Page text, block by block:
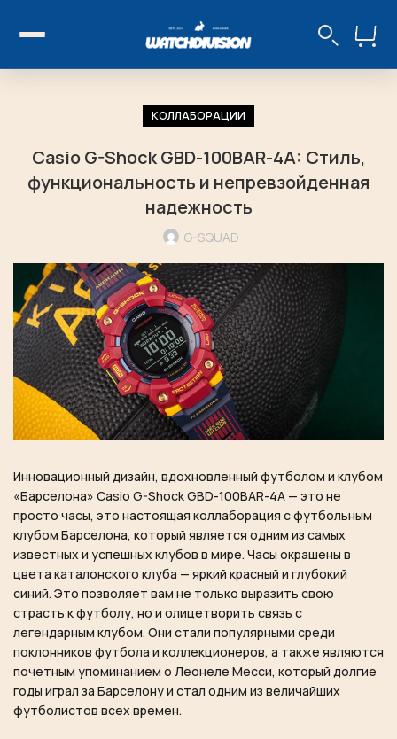
КОЛЛАБОРАЦИИ
Casio G-Shock GBD-100BAR-4A: Стиль,
функциональность и непревзойденная
надежность
G-SQUAD
Инновационный дизайн, вдохновленный футболом и клубом
«Барселона» Casio G-Shock GBD-100BAR-4A — это не
просто часы, это настоящая коллаборация с футбольным
клубом Барселона, который является одним из самых
известных и успешных клубов в мире. Часы окрашены в
цвета каталонского клуба — яркий красный и глубокий
синий. Это позволяет вам не только выразить свою
страсть к футболу, но и олицетворить связь с
легендарным клубом. Они стали популярными среди
поклонников футбола и коллекционеров, а также являются
почетным упоминанием о Леонеле Месси, который долгие
годы играл за Барселону и стал одним из величайших
футболистов всех времен.